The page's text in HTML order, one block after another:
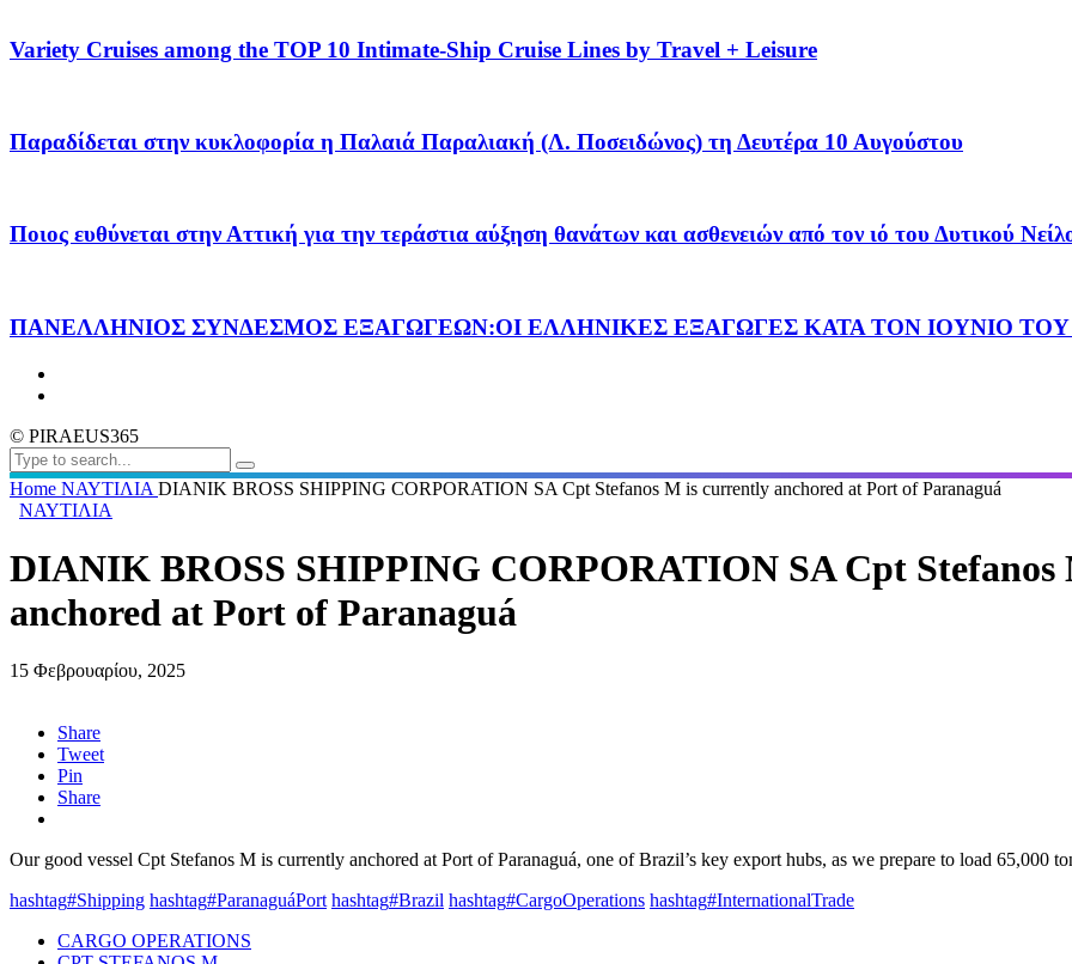
Variety Cruises among the TOP 10 Intimate-Ship Cruise Lines by Travel + Leisure
Παραδίδεται στην κυκλοφορία η Παλαιά Παραλιακή (Λ. Ποσειδώνος) τη Δευτέρα 10 Αυγούστου
Ποιος ευθύνεται στην Αττική για την τεράστια αύξηση θανάτων και ασθενειών από τον ιό του Δυτικού
ΠΑΝΕΛΛΗΝΙΟΣ ΣΥΝΔΕΣΜΟΣ ΕΞΑΓΩΓΕΩΝ:ΟΙ ΕΛΛΗΝΙΚΕΣ ΕΞΑΓΩΓΕΣ ΚΑΤΑ ΤΟΝ ΙΟΥΝΙΟ ΤΟΥ
© PIRAEUS365
Home ΝΑΥΤΙΛΙΑ DIANIK BROSS SHIPPING CORPORATION SA Cpt Stefanos M is currently anchored at Port of Paranaguá
ΝΑΥΤΙΛΙΑ
DIANIK BROSS SHIPPING CORPORATION SA Cpt
anchored at Port of Paranaguá
15 Φεβρουαρίου, 2025
Share
Tweet
Pin
Share
Our good vessel Cpt Stefanos M is currently anchored at Port of Paranaguá, one of Brazil’s key export hubs, as we prepare to load 65,000
hashtag#Shipping hashtag#ParanaguáPort hashtag#Brazil hashtag#CargoOperations hashtag#InternationalTrade
CARGO OPERATIONS